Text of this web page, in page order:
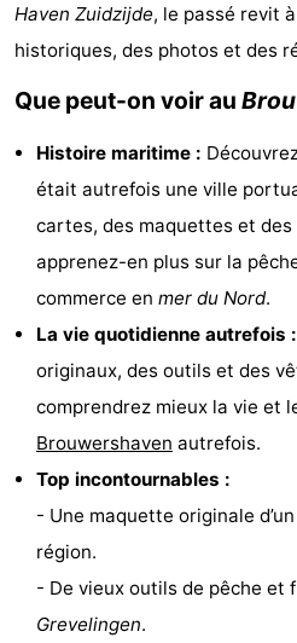
Julianahoeve
-
Livingstone
Greve
Port
Zélande
Resort
't
van
Haamstede
Schouwen
-
Valleien
Soeten
Haert
Wijde
Blick
Zeeland
Village
Zeeuwse
Haven Zuidzijde, le passé revit
historiques, des photos et des
Que peut-on voir au
Histoire maritime :
était autrefois une ville
cartes, des maquettes et
apprenez-en plus sur la
commerce en mer du Nord.
La vie quotidienne autrefois :
originaux, des outils et des
comprendrez mieux la vie et
Brouwershaven autrefois.
Top incontournables :
- Une maquette originale d’un
région.
- De vieux outils de pêche et
Grevelingen.